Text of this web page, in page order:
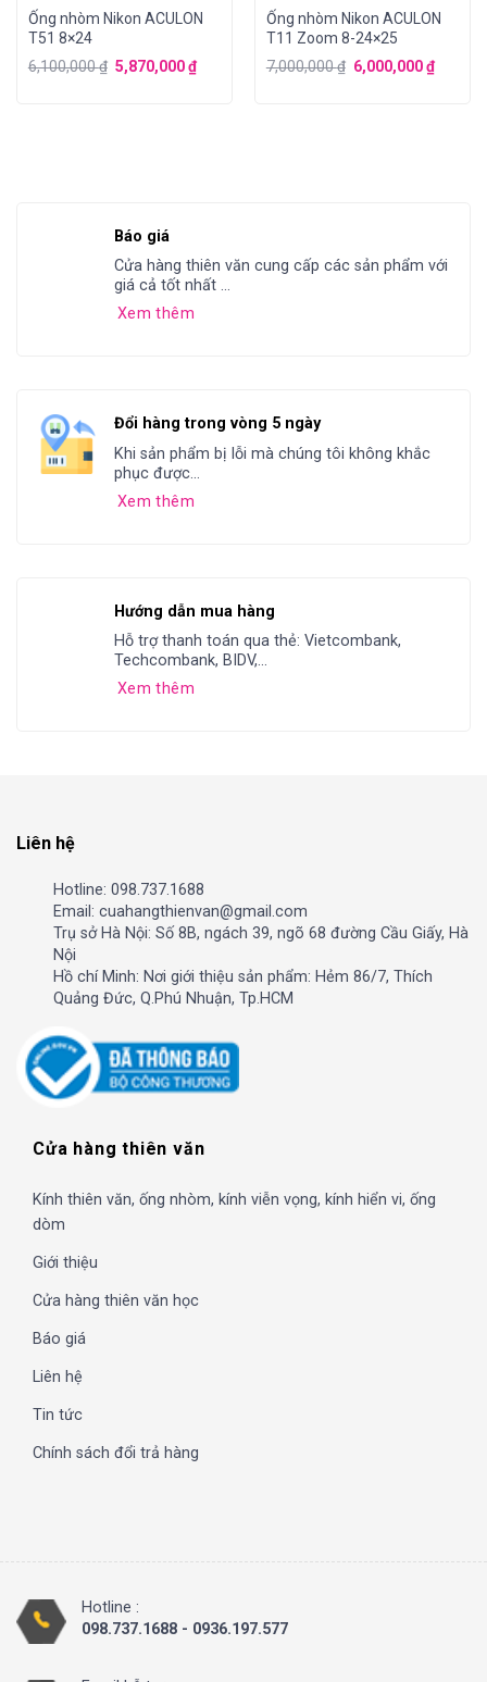
Ống nhòm Nikon ACULON
T51 8×24
6,100,000₫ 5,870,000₫
Ống nhòm Nikon ACULON
T11 Zoom 8-24×25
7,000,000₫ 6,000,000₫
Báo giá
Cửa hàng thiên văn cung cấp các sản phẩm với
giá cả tốt nhất ...
Xem thêm
Đổi hàng trong vòng 5 ngày
Khi sản phẩm bị lỗi mà chúng tôi không khắc
phục được...
Xem thêm
Hướng dẫn mua hàng
Hỗ trợ thanh toán qua thẻ: Vietcombank,
Techcombank, BIDV,...
Xem thêm
Liên hệ
Hotline: 098.737.1688
Email: cuahangthienvan@gmail.com
Trụ sở Hà Nội: Số 8B, ngách 39, ngõ 68 đường Cầu Giấy, Hà
Nội
Hồ chí Minh: Nơi giới thiệu sản phẩm: Hẻm 86/7, Thích
Quảng Đức, Q.Phú Nhuận, Tp.HCM
Cửa hàng thiên văn
Kính thiên văn, ống nhòm, kính viễn vọng, kính hiển vi, ống
dòm
Giới thiệu
Cửa hàng thiên văn học
Báo giá
Liên hệ
Tin tức
Chính sách đổi trả hàng
Hotline :
098.737.1688 - 0936.197.577